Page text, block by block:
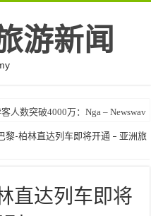
游新闻
人数突破4000万：Nga – Newswav
黎-柏林直达列车即将开通 – 亚洲旅
直达列车即将